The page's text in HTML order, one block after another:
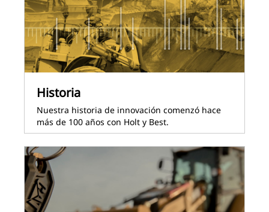
Historia
Nuestra historia de innovación comenzó hace
más de 100 años con Holt y Best.